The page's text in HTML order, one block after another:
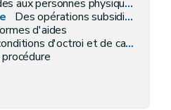
aux personnes physiques
Des opérations subsidiables
d'aides
d'octroi et de calcul des aides